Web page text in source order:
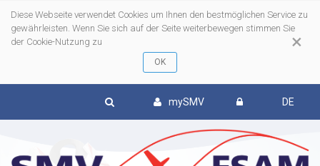
×
Diese Webseite verwendet Cookies um Ihnen den bestmöglichen Service zu
gewährleisten. Wenn Sie sich auf der Seite weiterbewegen stimmen Sie
der Cookie-Nutzung zu
mySMV DE